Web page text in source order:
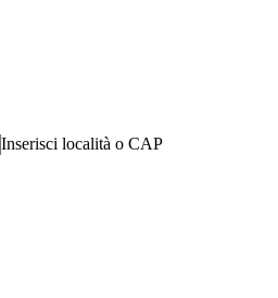
Inserisci località o CAP